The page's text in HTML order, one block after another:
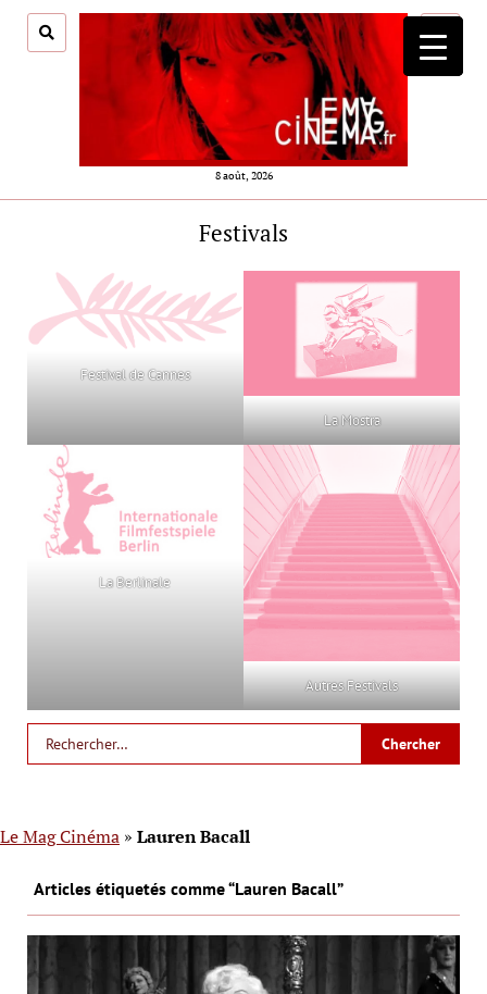
8 août, 2026
menu
Festivals
Festival de Cannes
La Mostra
La Berlinale
Autres Festivals
Le Mag Cinéma » Lauren Bacall
Articles étiquetés comme “Lauren Bacall”